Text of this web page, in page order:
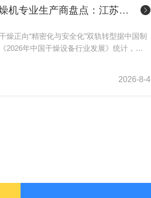
2026喷雾干燥机专业生产商盘点：江苏鹏多机械（离心/压力/气流三雾化）适配热敏与防爆物料
燥正向“精密化与安全化”双轨转型据中国制
2026年中国干燥设备行业发展》统计，
、食品及新能源材料三大领域合计占据78%
别指出，随着行业对活性成分保留率和安全
2026-8-4